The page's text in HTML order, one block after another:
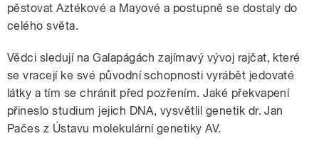
pěstovat Aztékové a Mayové a postupně se dostaly do
celého světa.
Vědci sledují na Galapágách zajímavý vývoj rajčat, které
se vracejí ke své původní schopnosti vyrábět jedovaté
látky a tím se chránit před pozřením. Jaké překvapení
přineslo studium jejich DNA, vysvětlil genetik dr. Jan
Pačes z Ústavu molekulární genetiky AV.